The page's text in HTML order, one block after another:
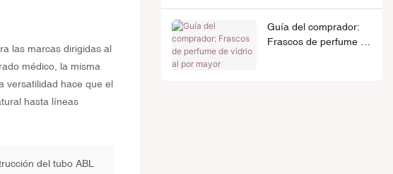
las marcas dirigidas al
médico, la misma
versatilidad hace que el
hasta líneas
del tubo ABL
Guía del comprador:
Frascos de perfume de